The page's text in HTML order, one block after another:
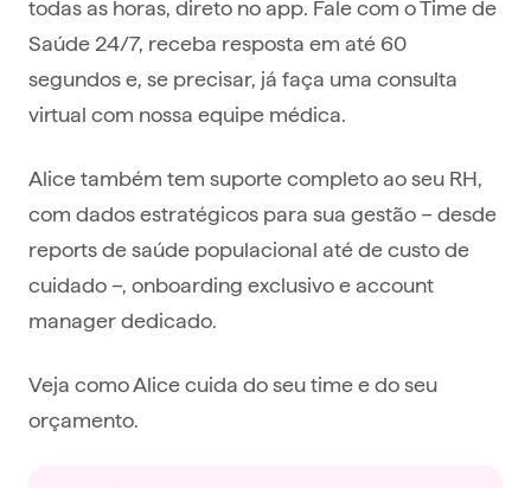
todas as horas, direto no app. Fale com o Time de
Saúde 24/7, receba resposta em até 60
segundos e, se precisar, já faça uma consulta
virtual com nossa equipe médica.
Alice também tem suporte completo ao seu RH,
com dados estratégicos para sua gestão – desde
reports de saúde populacional até de custo de
cuidado –, onboarding exclusivo e account
manager dedicado.
Veja como Alice cuida do seu time e do seu
orçamento.